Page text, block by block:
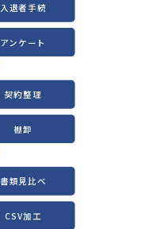
入退者手続
アンケート
契約整理
棚卸
書類見比べ
CSV加工